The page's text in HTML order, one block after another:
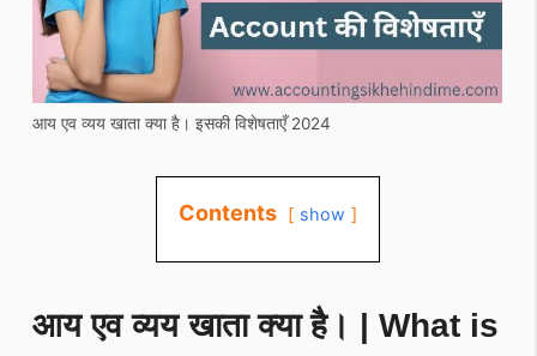
आय एव व्यय खाता क्या है। इसकी विशेषताएँ 2024
Contents show
आय एव व्यय खाता क्या है। | What is